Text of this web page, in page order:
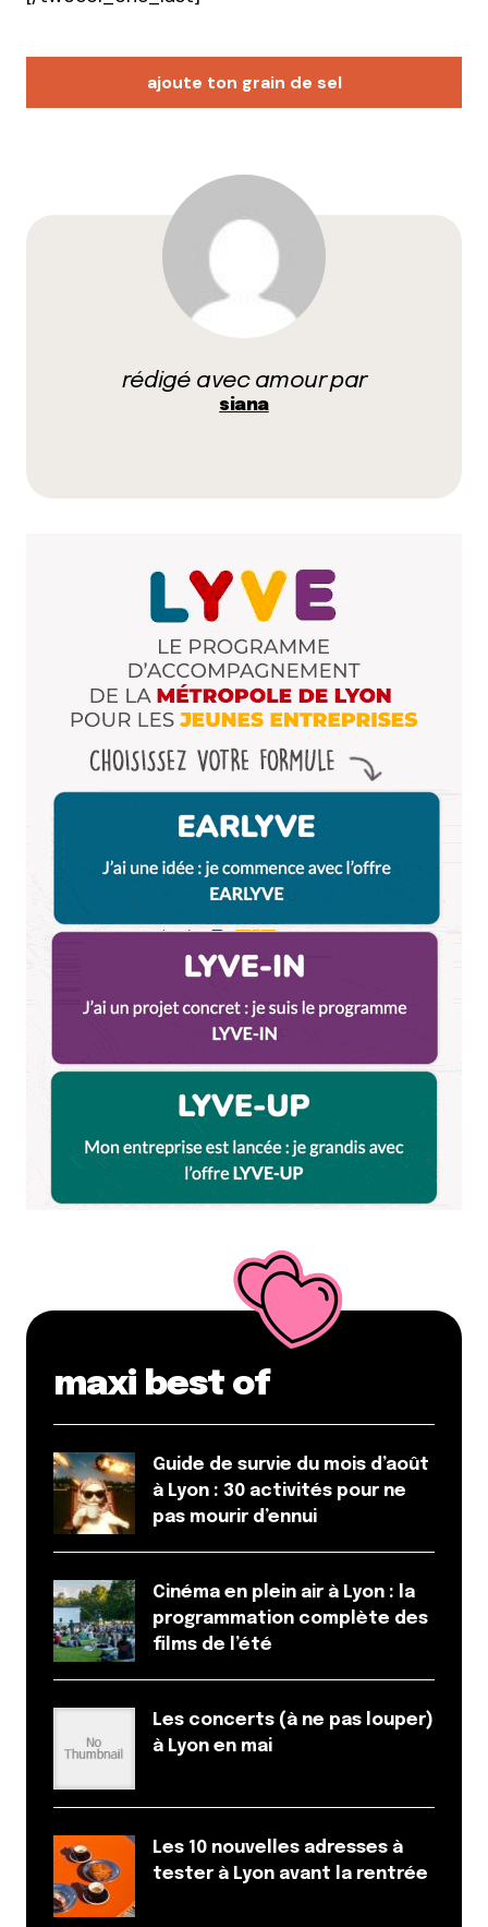
ajoute ton grain de sel
Votre adresse e-mail ne sera pas publiée.
champs obligatoires sont indiqués avec
navigateur pour mon prochain commentaire.
Prévenez-moi de tous les nouveaux commentaires
Et bim !
rédigé avec amour par
siana
maxi best of
Guide de survie du mois d’août
à Lyon : 30 activités pour ne
pas mourir d’ennui
Cinéma en plein air à Lyon : la
programmation complète des
films de l’été
Les concerts (à ne pas louper)
à Lyon en mai
Les 10 nouvelles adresses à
tester à Lyon avant la rentrée